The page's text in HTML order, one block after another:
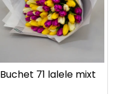
Buchet 71 lalele mixt